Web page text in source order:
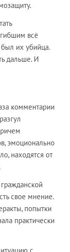
всё
их убийца.
дальше. И
комментарии
эмоционально
находятся от
свое мнение.
попытки
практически